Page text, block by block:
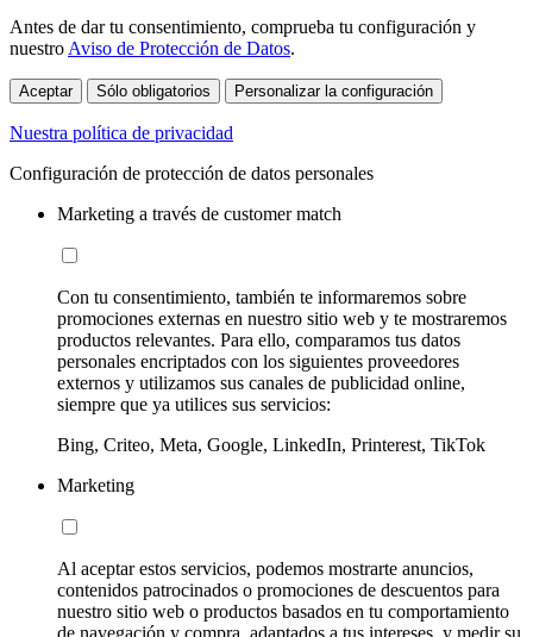
Antes de dar tu consentimiento, comprueba tu configuración y
nuestro Aviso de Protección de Datos.
Aceptar Sólo obligatorios Personalizar la configuración
Nuestra política de privacidad
Configuración de protección de datos personales
Marketing a través de customer match
Con tu consentimiento, también te informaremos sobre
promociones externas en nuestro sitio web y te mostraremos
productos relevantes. Para ello, comparamos tus datos
personales encriptados con los siguientes proveedores
externos y utilizamos sus canales de publicidad online,
siempre que ya utilices sus servicios:
Bing, Criteo, Meta, Google, LinkedIn, Printerest, TikTok
Marketing
Al aceptar estos servicios, podemos mostrarte anuncios,
contenidos patrocinados o promociones de descuentos para
nuestro sitio web o productos basados en tu comportamiento
de navegación y compra, adaptados a tus intereses, y medir su